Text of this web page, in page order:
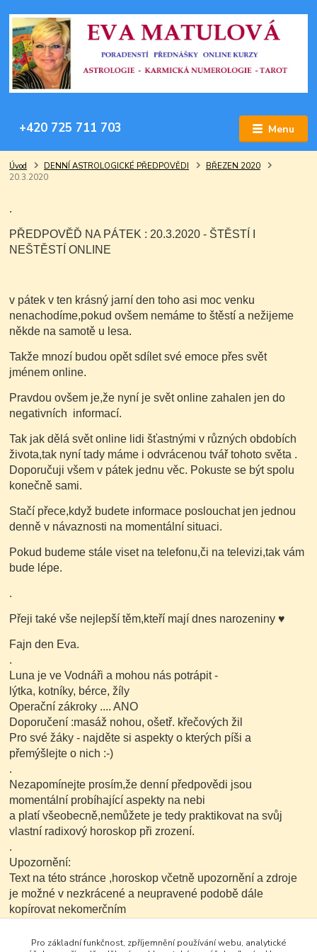
Menu
+420 725 711 703
Úvod DENNÍ ASTROLOGICKÉ PŘEDPOVĚDI
BŘEZEN 2020
20.3.2020
.
PŘEDPOVĚĎ NA PÁTEK : 20.3.2020 - ŠTĚSTÍ I
NEŠTĚSTÍ ONLINE
v pátek v ten krásný jarní den toho asi moc venku
nenachodíme,pokud ovšem nemáme to štěstí a nežijeme
někde na samotě u lesa.
Takže mnozí budou opět sdílet své emoce přes svět
jménem online.
Pravdou ovšem je,že nyní je svět online zahalen jen do
negativních informací.
Tak jak dělá svět online lidi šťastnými v různých obdobích
života,tak nyní tady máme i odvrácenou tvář tohoto světa .
Doporučuji všem v pátek jednu věc. Pokuste se být spolu
konečně sami.
Stačí přece,když budete informace poslouchat jen jednou
denně v návaznosti na momentální situaci.
Pokud budeme stále viset na telefonu,či na televizi,tak vám
bude lépe.
.
Přeji také vše nejlepší těm,kteří mají dnes narozeniny♥
Fajn den Eva.
.
Luna je ve Vodnáři a mohou nás potrápit -
lýtka, kotníky, bérce, žíly
Operační zákroky .... ANO
Doporučení :masáž nohou, ošetř. křečových žil
Pro své žáky - najděte si aspekty o kterých píši a
přemýšlejte o nich :-)
.
Nezapomínejte prosím,že denní předpovědi jsou
momentální probíhající aspekty na nebi
a platí všeobecně,nemůžete je tedy praktikovat na svůj
vlastní radixový horoskop při zrození.
.
Upozornění:
Text na této stránce ,horoskop včetně upozornění a zdroje
je možné v nezkrácené a neupravené podobě dále
kopírovat nekomerčním
Pro základní funkčnost, zpříjemnění používání webu, analytické